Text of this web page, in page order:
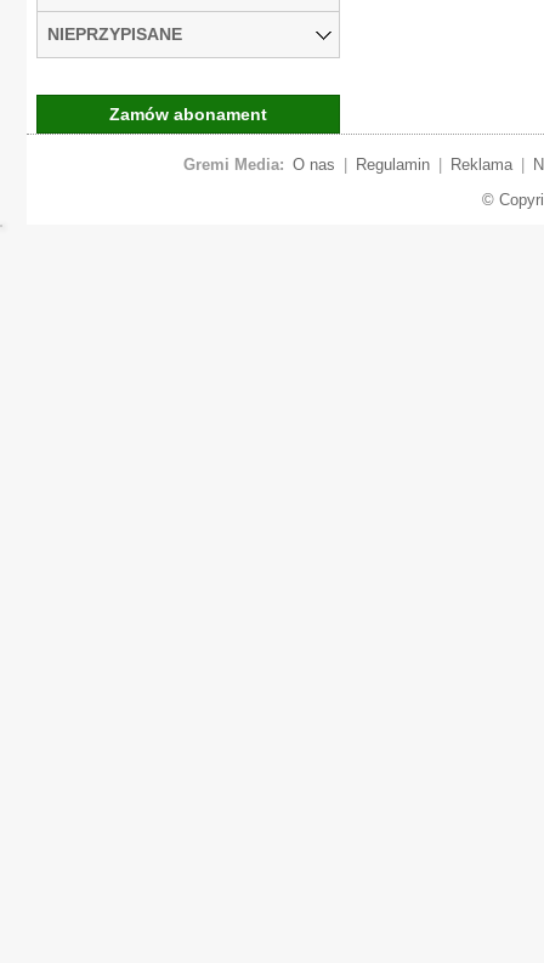
NIEPRZYPISANE
Zamów abonament
Gremi Media: O nas Regulamin Reklama
©